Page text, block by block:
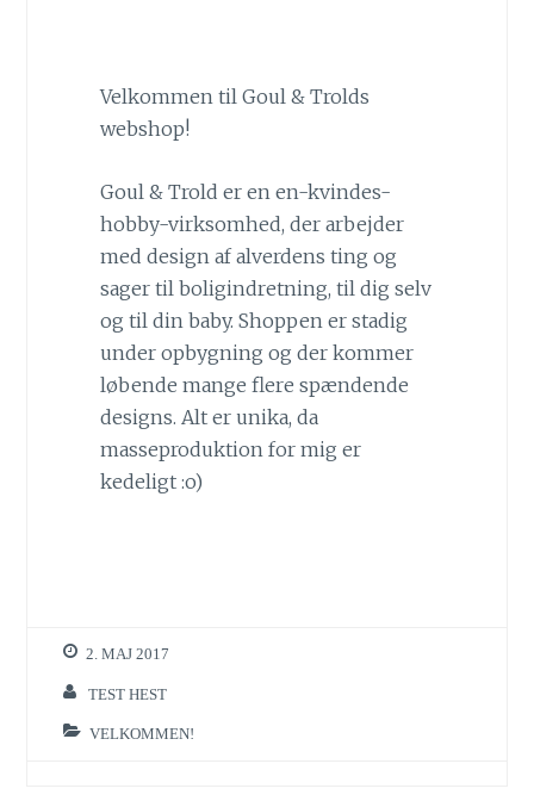
Velkommen til Goul & Trolds
webshop!
Goul & Trold er en en-kvindes-
hobby-virksomhed, der arbejder
med design af alverdens ting og
sager til boligindretning, til dig selv
og til din baby. Shoppen er stadig
under opbygning og der kommer
løbende mange flere spændende
designs. Alt er unika, da
masseproduktion for mig er
kedeligt :o)
2. MAJ 2017
TEST HEST
VELKOMMEN!